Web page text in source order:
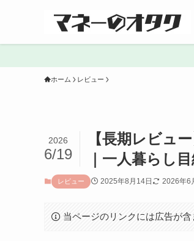
ホーム レビュー
【長期レビュ
｜一人暮らし
2026
6/19
レビュー 2025年8月14日 2026年6
当ページのリンクには広告が含